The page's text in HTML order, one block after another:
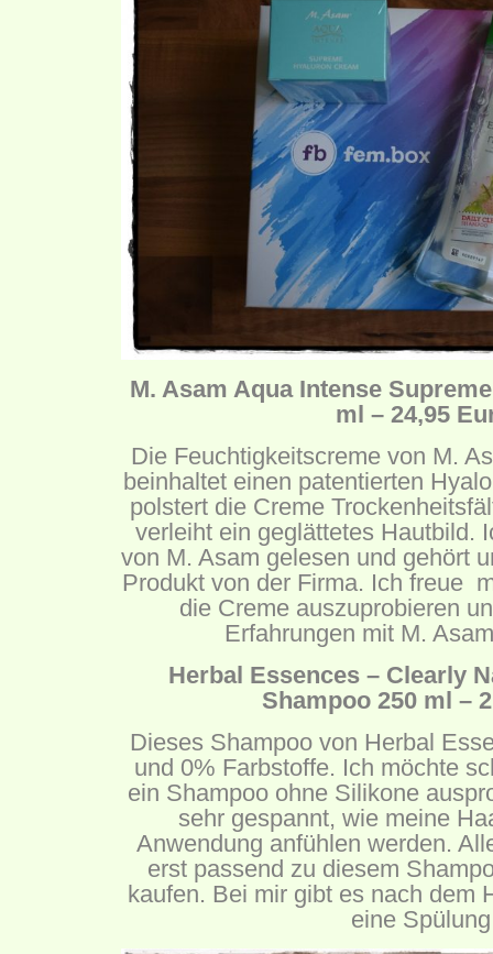
M. Asam Aqua Intense
ml – 24,95
Die Feuchtigkeitscreme von M.
beinhaltet einen patentierten
polstert die Creme
verleiht ein geglättetes Hautbild.
von M. Asam gelesen und gehört
Produkt von der Firma. Ich freue
die Creme auszuprobieren
Erfahrungen mit M.
Herbal Essences – Clearly
Shampoo 250 ml –
Dieses Shampoo von Herbal
und 0% Farbstoffe. Ich möchte
ein Shampoo ohne Silikone
sehr gespannt, wie meine
Anwendung anfühlen werden.
erst passend zu diesem
kaufen. Bei mir gibt es nach dem
eine